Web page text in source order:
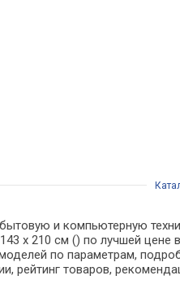
и компьютерную
x 210 см () по лучшей
по параметрам,
рейтинг товаров,